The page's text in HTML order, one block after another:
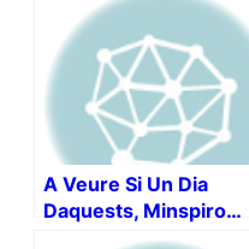
A Veure Si Un Dia
Daquests, Minspiro…